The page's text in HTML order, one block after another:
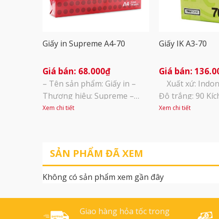
Giấy in Supreme A4-70
68.000₫
– Tên sản phẩm: Giấy in –
Thương hiệu: Supreme –
Xuất sứ: Thái Lan – Định
ream – Giấy in văn phòng có
độ trắng cao, sử dụng để in,
đóng thành cuốn, làm phiếu
thu chi, đặt [...]
Xem chi tiết
Giấy IK A3-70
Xuất xứ:
Độ trắng: 90
(297X420mm)
Xem chi tiết
SẢN PHẨM ĐÃ XEM
Không có sản phẩm xem gần đây
Giao hàng hỏa tốc trong